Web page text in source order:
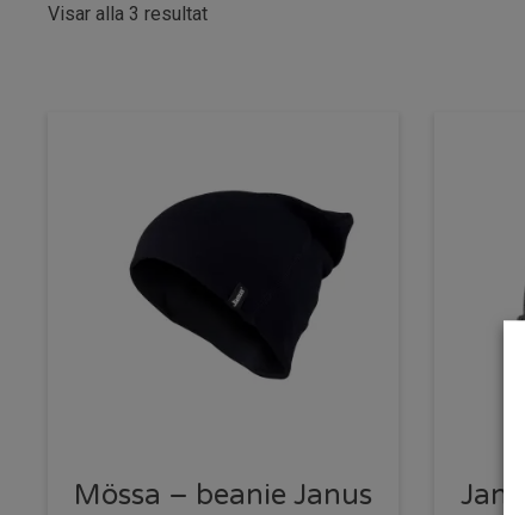
Visar alla 3 resultatSortera
Mössa – beanie Janus